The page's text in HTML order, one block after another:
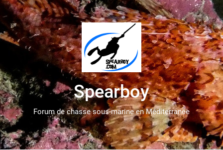
Spearboy
Forum de chasse sous-marine en Méditerranée